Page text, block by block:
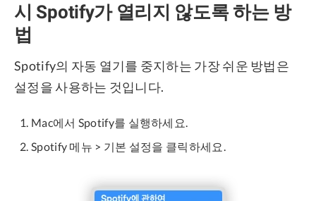
시 Spotify가 열리지 않도록 하는 방
법
Spotify의 자동 열기를 중지하는 가장 쉬운 방법은
설정을 사용하는 것입니다.
Mac에서 Spotify를 실행하세요.
Spotify 메뉴 > 기본 설정을 클릭하세요.